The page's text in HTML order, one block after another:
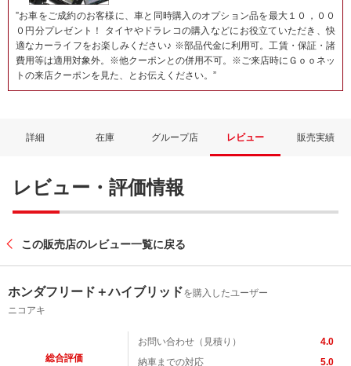
”お車をご成約のお客様に、車と同時購入のオプション品を最大１０，００
０円分プレゼント！ タイヤやドラレコの購入などにお役立ていただき、快
適なカーライフをお楽しみください♪ ※部品代金に利用可。工賃・保証・諸
費用等は適用対象外。※他クーポンとの併用不可。※ご来店時にＧｏｏネッ
トの来店クーポンを見た、とお伝えください。”
詳細 在庫 グループ店 レビュー 販売実績
レビュー・評価情報
この販売店のレビュー一覧に戻る
ホンダフリード＋ハイブリッドを購入したユーザー
ニコアキ
総合評価
お問い合わせ（見積り）
4.0
納車までの対応
5.0